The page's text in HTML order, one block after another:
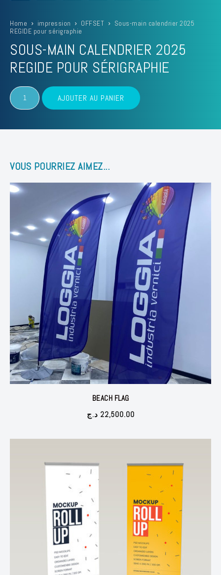
Home impression OFFSET
Sous-main calendrier 2025
REGIDE pour sérigraphie
SOUS-MAIN CALENDRIER 2025
REGIDE POUR SÉRIGRAPHIE
quantité
de
Sous-
calendrier
pour
AJOUTER AU PANIER
VOUS POURRIEZ AIMEZ...
BEACH FLAG
22,500.00 د.ج